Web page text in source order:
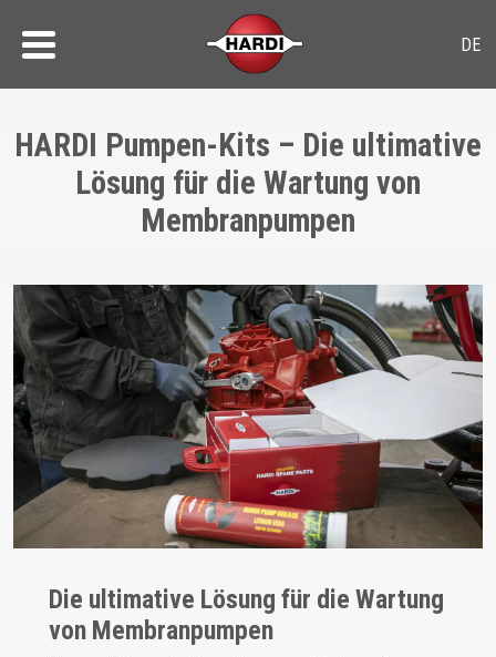
HARDI Pumpen-Kits – Die ultimative
Lösung für die Wartung von
Membranpumpen
Die ultimative Lösung für die Wartung
von Membranpumpen